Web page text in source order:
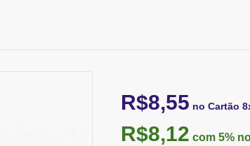
R$8,55 no Cartão
R$8,12 com 5%